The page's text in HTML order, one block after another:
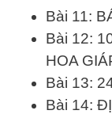
Bài 11:
Bài 12:
HOA
Bài 13:
Bài 14: